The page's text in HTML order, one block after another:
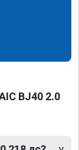
BJ40 2.0